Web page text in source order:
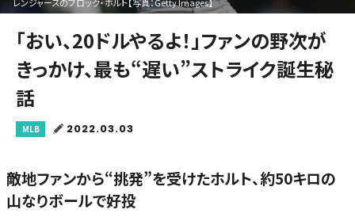
「おい、20ドルやるよ！」ファンの野次が
きっかけ、最も“遅い”ストライク誕生秘
話
MLB 2022.03.03
敵地ファンから“挑発”を受けたホルト、約50キロの
山なりボールで好投